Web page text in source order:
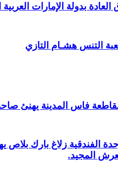
بدولة الإمارات العربية
التنس هشـام التازي
يهنئ صاحب الجلالة
الفندقية زلاغ بارك
المجيد.